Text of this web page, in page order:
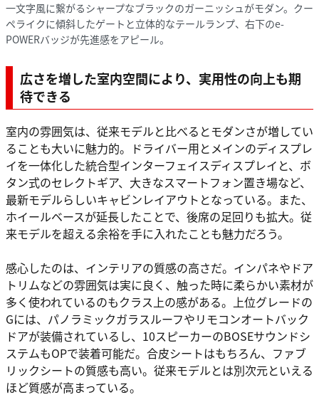
一文字風に繋がるシャープなブラックのガーニッシュがモダン。クー
ペライクに傾斜したゲートと立体的なテールランプ、右下のe-
POWERバッジが先進感をアピール。
広さを増した室内空間により、実用性の向上も期
待できる
室内の雰囲気は、従来モデルと比べるとモダンさが増してい
ることも大いに魅力的。ドライバー用とメインのディスプレ
イを一体化した統合型インターフェイスディスプレイと、ボ
タン式のセレクトギア、大きなスマートフォン置き場など、
最新モデルらしいキャビンレイアウトとなっている。また、
ホイールベースが延長したことで、後席の足回りも拡大。従
来モデルを超える余裕を手に入れたことも魅力だろう。
感心したのは、インテリアの質感の高さだ。インパネやドア
トリムなどの雰囲気は実に良く、触った時に柔らかい素材が
多く使われているのもクラス上の感がある。上位グレードの
Gには、パノラミックガラスルーフやリモコンオートバック
ドアが装備されているし、10スピーカーのBOSEサウンドシ
ステムもOPで装着可能だ。合皮シートはもちろん、ファブ
リックシートの質感も高い。従来モデルとは別次元といえる
ほど質感が高まっている。